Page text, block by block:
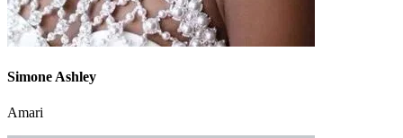
Simone Ashley
Amari